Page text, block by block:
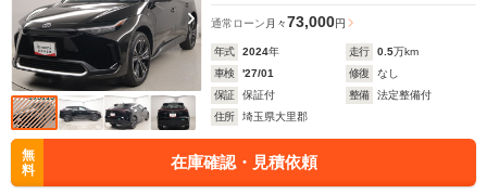
通常ローン 月々73,000円
年式 2024年 走行 0.5万km
車検
'27/01 修復
なし
保証
保証付 整備
法定整備付
住所
埼玉県大里郡
無
料
在庫確認・見積依頼